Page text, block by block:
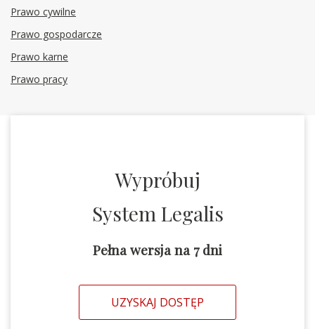
Prawo cywilne
Prawo gospodarcze
Prawo karne
Prawo pracy
Wypróbuj
System Legalis
Pełna wersja na 7 dni
UZYSKAJ DOSTĘP